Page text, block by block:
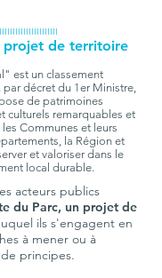
projet de territoire
est un classement
décret du 1er Ministre,
de patrimoines
culturels remarquables et
Communes et leurs
la Région et
et valoriser dans le
local durable.
acteurs publics
du Parc, un projet de
ils s'engagent en
à mener ou à
principes.